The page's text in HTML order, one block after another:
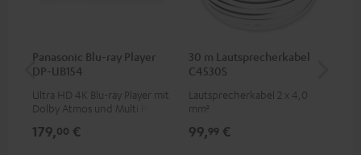
Panasonic Blu-ray Player
DP-UB154
Ultra HD 4K Blu-ray Player mit
Dolby Atmos und Multi HDR-
HDR10+ für eine überragende
179,00 €
30 m Lautsprecherkabel
C4530S
Lautsprecherkabel 2 x 4,0
mm²
99,99 €